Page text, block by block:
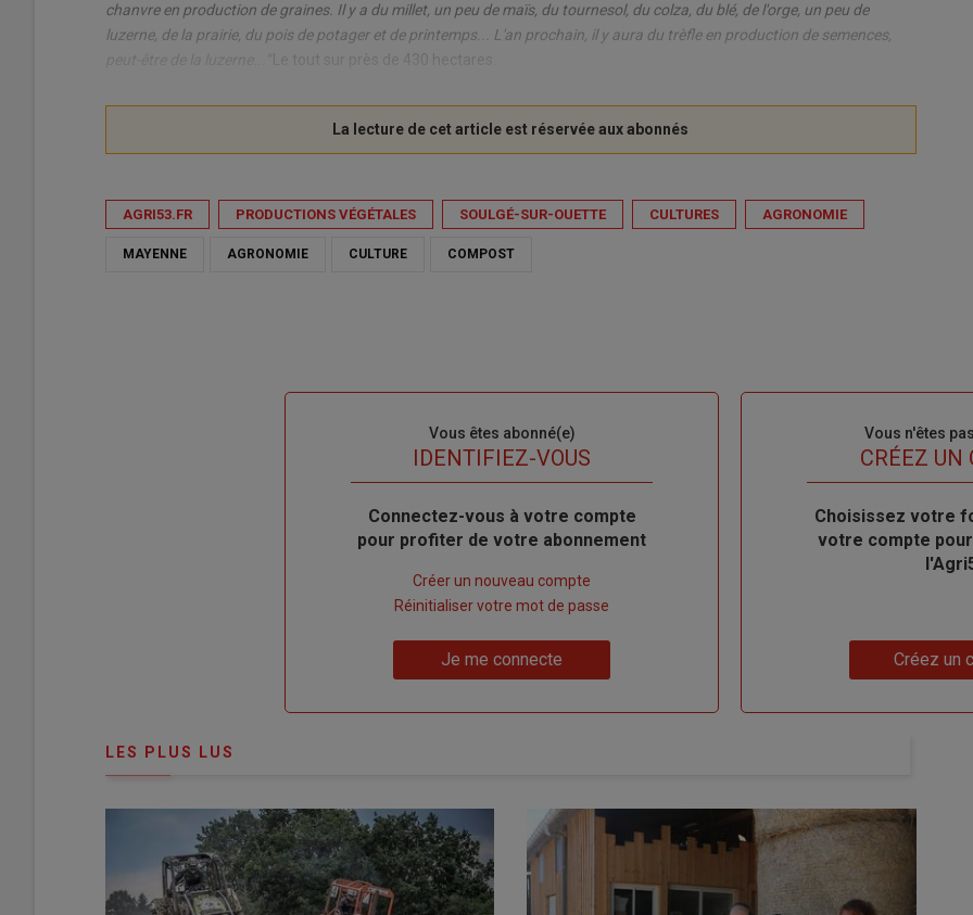
chanvre en production de graines. Il y a du millet, un peu de maïs, du tournesol, du colza, du blé, de l'orge, un peu de
luzerne, de la prairie, du pois de potager et de printemps... L'an prochain, il y aura du trèfle en production de semences,
AGRI53.FR PRODUCTIONS VÉGÉTALES SOULGÉ-SUR-OUETTE CULTURES AGRONOMIE
MAYENNE AGRONOMIE CULTURE COMPOST
Vous êtes abonné(e)
IDENTIFIEZ-VOUS
Body
Connectez-vous à votre compte
pour profiter de votre abonnement
compte"
Créer un nouveau compte
Réinitialiser votre mot de passe
Je me connecte
Vous n'êtes
TITRECRÉEZ UN
Body
Choisissez votre
votre compte
Créez un
LES PLUS LUS